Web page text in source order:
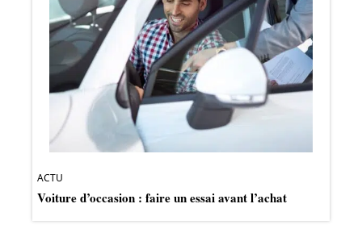
ACTU
Voiture d’occasion : faire un essai avant l’achat